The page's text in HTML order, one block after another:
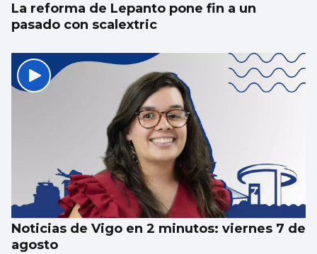
La reforma de Lepanto pone fin a un
pasado con scalextric
Noticias de Vigo en 2 minutos: viernes 7 de
agosto